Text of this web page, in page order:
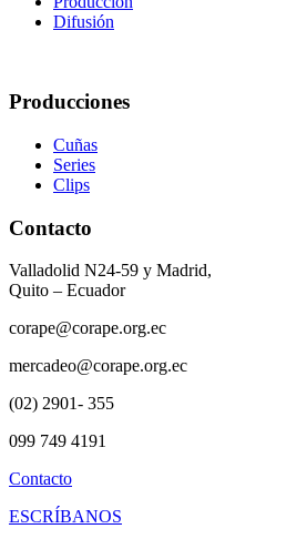
Difusión
Producciones
Cuñas
Series
Clips
Contacto
Valladolid N24-59 y Madrid,
Quito – Ecuador
corape@corape.org.ec
mercadeo@corape.org.ec
(02) 2901- 355
099 749 4191
Contacto
ESCRÍBANOS